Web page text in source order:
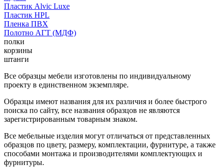
Пластик Alvic Luxe
Пластик HPL
Пленка ПВХ
Полотно АГТ (МДФ)
полки
корзины
штанги
Все образцы мебели изготовлены по индивидуальному
проекту в единственном экземпляре.
Образцы имеют названия для их различия и более быстрого
поиска по сайту, все названия образцов не являются
зарегистрированным товарным знаком.
Все мебельные изделия могут отличаться от представленных
образцов по цвету, размеру, комплектации, фурнитуре, а также
способами монтажа и производителями комплектующих и
фурнитуры.